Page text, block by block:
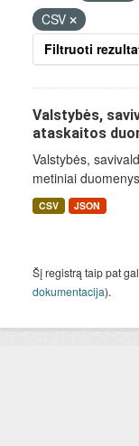
CSV
Filtruoti
Valstybės,
ataskaitos
Valstybės,
metiniai
CSV JSON
Šį registrą taip pat
dokumentacija).